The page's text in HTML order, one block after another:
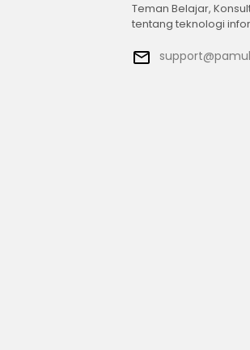
Teman Belajar,
tentang teknologi